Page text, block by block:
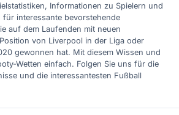
Informationen zu Spielern und
für interessante bevorstehende
auf dem Laufenden mit neuen
von Liverpool in der Liga oder
gewonnen hat. Mit diesem Wissen und
Wetten einfach. Folgen Sie uns für die
und die interessantesten Fußball